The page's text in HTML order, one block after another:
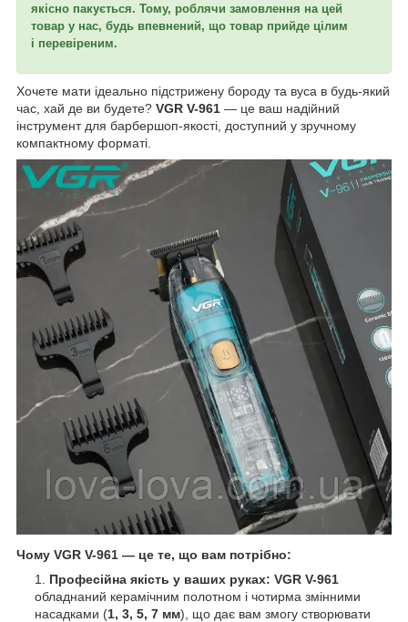
якісно пакується. Тому, роблячи замовлення на цей
товар у нас, будь впевнений, що товар прийде цілим
і перевіреним.
Хочете мати ідеально підстрижену бороду та вуса в будь-який
час, хай де ви будете? VGR V-961 — це ваш надійний
інструмент для барбершоп-якості, доступний у зручному
компактному форматі.
Чому VGR V-961 — це те, що вам потрібно:
Професійна якість у ваших руках: VGR V-961
обладнаний керамічним полотном і чотирма змінними
насадками (1, 3, 5, 7 мм), що дає вам змогу створювати